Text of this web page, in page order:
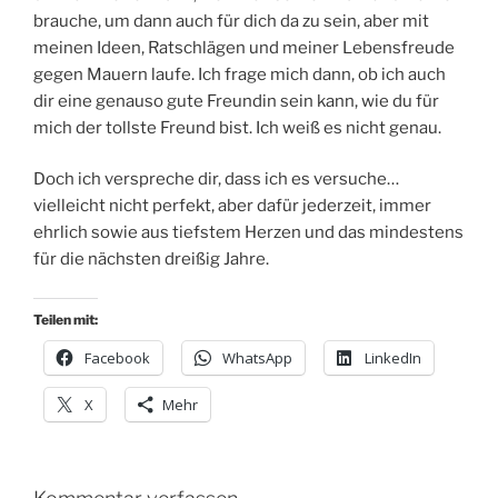
brauche, um dann auch für dich da zu sein, aber mit
meinen Ideen, Ratschlägen und meiner Lebensfreude
gegen Mauern laufe. Ich frage mich dann, ob ich auch
dir eine genauso gute Freundin sein kann, wie du für
mich der tollste Freund bist. Ich weiß es nicht genau.
Doch ich verspreche dir, dass ich es versuche…
vielleicht nicht perfekt, aber dafür jederzeit, immer
ehrlich sowie aus tiefstem Herzen und das mindestens
für die nächsten dreißig Jahre.
Teilen mit:
Facebook WhatsApp LinkedIn
X Mehr